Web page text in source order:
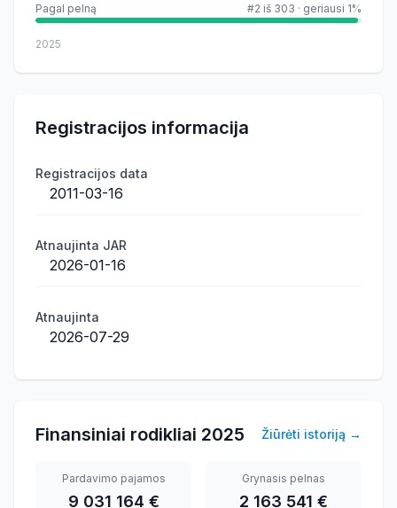
Pagal pelną #2 iš 303 · geriausi 1%
2025
Registracijos informacija
Registracijos data
2011-03-16
Atnaujinta JAR
2026-01-16
Atnaujinta
2026-07-29
Finansiniai rodikliai 2025 Žiūrėti istoriją →
Pardavimo pajamos
9 031 164 €
Grynasis pelnas
2 163 541 €